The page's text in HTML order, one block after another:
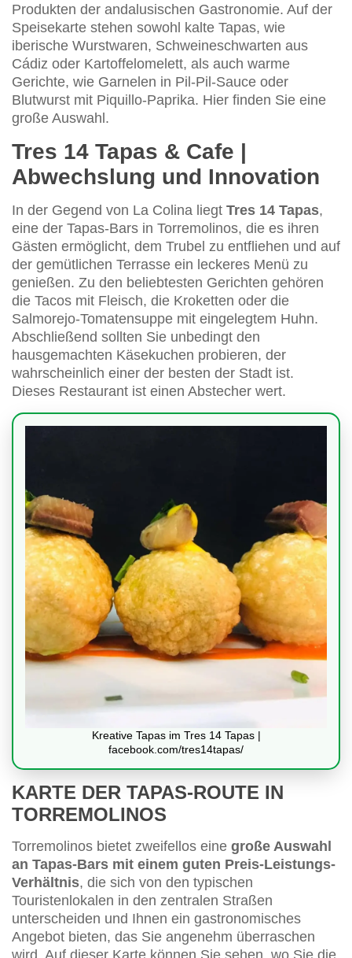
Produkten der andalusischen Gastronomie. Auf der
Speisekarte stehen sowohl kalte Tapas, wie
iberische Wurstwaren, Schweineschwarten aus
Cádiz oder Kartoffelomelett, als auch warme
Gerichte, wie Garnelen in Pil-Pil-Sauce oder
Blutwurst mit Piquillo-Paprika. Hier finden Sie eine
große Auswahl.
Tres 14 Tapas & Cafe |
Abwechslung und Innovation
In der Gegend von La Colina liegt Tres 14 Tapas,
eine der Tapas-Bars in Torremolinos, die es ihren
Gästen ermöglicht, dem Trubel zu entfliehen und auf
der gemütlichen Terrasse ein leckeres Menü zu
genießen. Zu den beliebtesten Gerichten gehören
die Tacos mit Fleisch, die Kroketten oder die
Salmorejo-Tomatensuppe mit eingelegtem Huhn.
Abschließend sollten Sie unbedingt den
hausgemachten Käsekuchen probieren, der
wahrscheinlich einer der besten der Stadt ist.
Dieses Restaurant ist einen Abstecher wert.
Kreative Tapas im Tres 14 Tapas |
facebook.com/tres14tapas/
KARTE DER TAPAS-ROUTE IN
TORREMOLINOS
Torremolinos bietet zweifellos eine große Auswahl
an Tapas-Bars mit einem guten Preis-Leistungs-
Verhältnis, die sich von den typischen
Touristenlokalen in den zentralen Straßen
unterscheiden und Ihnen ein gastronomisches
Angebot bieten, das Sie angenehm überraschen
wird. Auf dieser Karte können Sie sehen, wo Sie die